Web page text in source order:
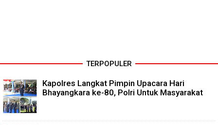
TERPOPULER
Kapolres Langkat Pimpin Upacara Hari
Bhayangkara ke-80, Polri Untuk Masyarakat